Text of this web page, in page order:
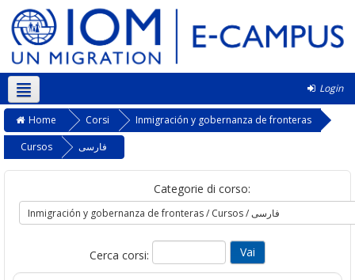
Login
Italiano ‎(it)‎
Home Corsi
Inmigración y gobernanza de fronteras
Cursos
فارسی
Categorie di corso:
Cerca corsi: